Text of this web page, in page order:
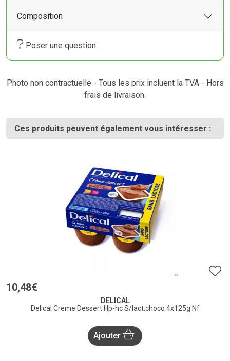
Composition
Poser une question
Photo non contractuelle - Tous les prix incluent la TVA - Hors
frais de livraison.
Ces produits peuvent également vous intéresser :
10,48€
DELICAL
Delical Creme Dessert Hp-hc S/lact.choco 4x125g Nf
Ajouter